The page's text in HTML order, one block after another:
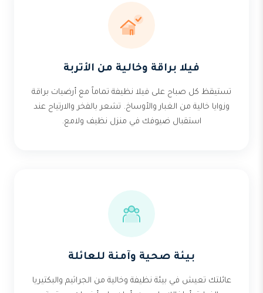
فيلا براقة وخالية من الأتربة
تستيقظ كل صباح على فيلا نظيفة تماماً مع أرضيات براقة
وزوايا خالية من الغبار والأوساخ. تشعر بالفخر والارتياح عند
استقبال ضيوفك في منزل نظيف ولامع.
بيئة صحية وآمنة للعائلة
عائلتك تعيش في بيئة نظيفة وخالية من الجراثيم والبكتيريا